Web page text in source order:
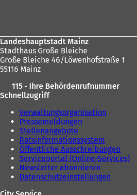
Landeshauptstadt Mainz
Stadthaus Große Bleiche
Große Bleiche 46/Löwenhofstraße 1
55116 Mainz
115 - Ihre Behördenrufnummer
Schnellzugriff
Verwaltungsorganisation
Pressemeldungen
Stellenangebote
Ratsinformationssystem
Öffentliche Ausschreibungen
Serviceportal (Online-Services)
Newsletter abonnieren
Datenschutzeinstellungen